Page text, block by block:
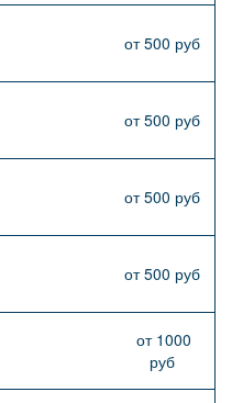
от 500 руб
от 500 руб
от 500 руб
от 500 руб
от 1000
руб